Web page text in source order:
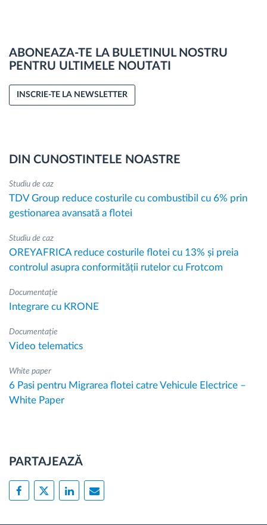
ABONEAZA-TE LA BULETINUL NOSTRU
PENTRU ULTIMELE NOUTATI
INSCRIE-TE LA NEWSLETTER
DIN CUNOSTINTELE NOASTRE
Studiu de caz
TDV Group reduce costurile cu combustibil cu 6% prin
gestionarea avansată a flotei
Studiu de caz
OREYAFRICA reduce costurile flotei cu 13% și preia
controlul asupra conformității rutelor cu Frotcom
Documentație
Integrare cu KRONE
Documentație
Video telematics
White paper
6 Pasi pentru Migrarea flotei catre Vehicule Electrice –
White Paper
PARTAJEAZĂ